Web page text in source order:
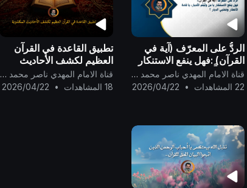
الردُّ على المعرّف (آية في
القرآن) :فهل ينفع الاستنكار
يا مَن ولَّيتُم الأدبار، يا قادة
الأقطار ومفتي الديار؟!
قناة الامام المهدي ناصر محمد اليماني
22 المشاهدات
•
2026/04/22
تطبيق القاعدة في القرآن
العظيم لكشف الأحاديث
المكذوبة ..
قناة الامام المهدي ناصر محمد اليماني
18 المشاهدات
•
2026/04/22